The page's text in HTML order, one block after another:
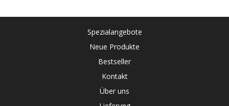
Spezialangebote
Neue Produkte
Bestseller
Kontakt
Über uns